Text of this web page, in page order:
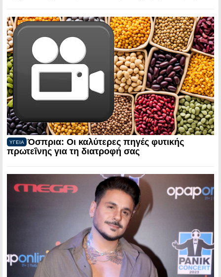
ΥΓΕΙΑ
Όσπρια: Οι καλύτερες πηγές φυτικής
πρωτεΐνης για τη διατροφή σας